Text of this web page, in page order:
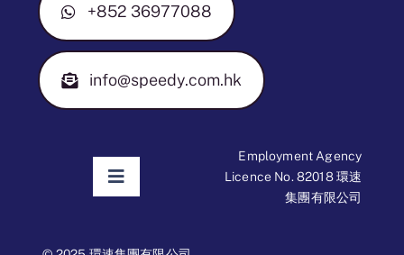
+852 36977088
info@speedy.com.hk
Employment Agency
Licence No. 82018 環速
集團有限公司
Toggle